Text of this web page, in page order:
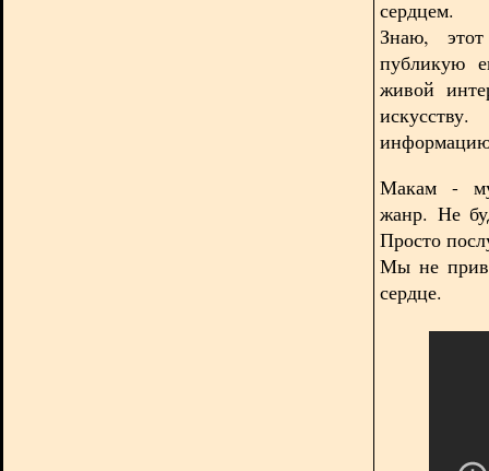
сердцем.
Знаю,
публикую
живой
Макам -
жанр. Не
Просто
Мы не
сердце.